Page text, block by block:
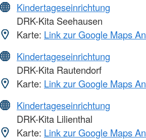
Kindertageseinrichtung
DRK-Kita Seehausen
Karte: Link zur Google Maps
Kindertageseinrichtung
DRK-Kita Rautendorf
Karte: Link zur Google Maps
Kindertageseinrichtung
DRK-Kita Lilienthal
Karte: Link zur Google Maps